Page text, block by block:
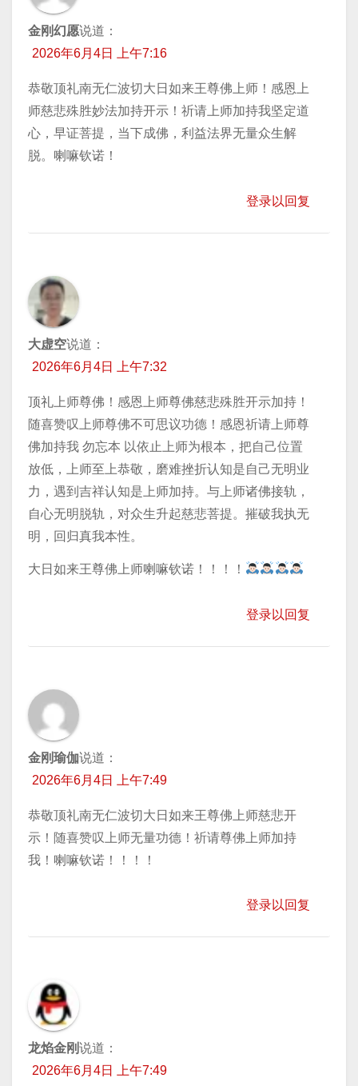
金刚幻愿说道：
2026年6月4日 上午7:16
恭敬顶礼南无仁波切大日如来王尊佛上师！感恩上
师慈悲殊胜妙法加持开示！祈请上师加持我坚定道
心，早证菩提，当下成佛，利益法界无量众生解
脱。喇嘛钦诺！
登录以回复
大虚空说道：
2026年6月4日 上午7:32
顶礼上师尊佛！感恩上师尊佛慈悲殊胜开示加持！
随喜赞叹上师尊佛不可思议功德！感恩祈请上师尊
佛加持我 勿忘本 以依止上师为根本，把自己位置
放低，上师至上恭敬，磨难挫折认知是自己无明业
力，遇到吉祥认知是上师加持。与上师诸佛接轨，
自心无明脱轨，对众生升起慈悲菩提。摧破我执无
明，回归真我本性。
大日如来王尊佛上师喇嘛钦诺！！！！
登录以回复
金刚瑜伽说道：
2026年6月4日 上午7:49
恭敬顶礼南无仁波切大日如来王尊佛上师慈悲开
示！随喜赞叹上师无量功德！祈请尊佛上师加持
我！喇嘛钦诺！！！！
登录以回复
龙焰金刚说道：
2026年6月4日 上午7:49